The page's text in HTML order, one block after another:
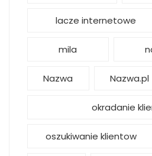
lacze internetowe
mila
Nazwa Nazwa.pl
okradanie
oszukiwanie klientow